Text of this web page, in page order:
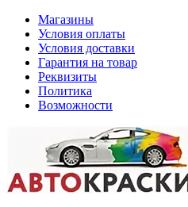
Магазины
Условия оплаты
Условия доставки
Гарантия на товар
Реквизиты
Политика
Возможности